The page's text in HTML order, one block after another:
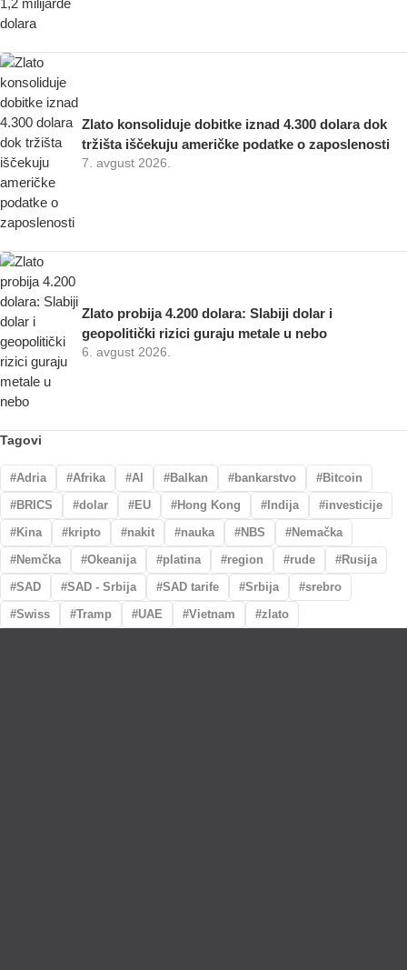
Zlato konsoliduje dobitke iznad 4.300 dolara dok
tržišta iščekuju američke podatke o zaposlenosti
7. avgust 2026.
Zlato probija 4.200 dolara: Slabiji dolar i
geopolitički rizici guraju metale u nebo
6. avgust 2026.
Tagovi
Adria Afrika AI Balkan bankarstvo
Bitcoin
BRICS
dolar EU Hong Kong Indija
investicije
Kina
kripto nakit nauka NBS
Nemačka
Nemčka
Okeanija platina region rude
Rusija
SAD
SAD - Srbija SAD tarife Srbija
srebro
Swiss
Tramp UAE Vietnam zlato